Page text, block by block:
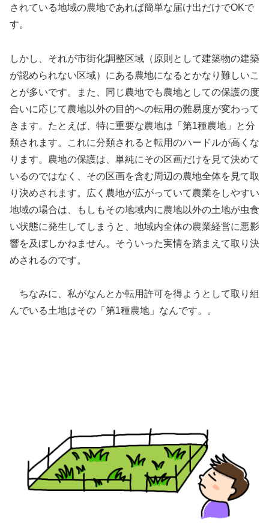
されている地域の農地であれば簡単な届け出だけでOKで
す。
しかし、それが市街化調整区域（原則として建築物の建築
が認められない区域）にある農地になるとかなり難しいこ
とが多いです。また、同じ農地でも農地としての保護の度
合いに応じて農地以外の目的への転用の難易度が変わって
きます。たとえば、特に重要な農地は「第1種農地」と分
類されます。これに分類されると転用のハードルが高くな
ります。農地の保護は、単純にその区画だけを見て決めて
いるのではなく、その区画を含む周辺の農地全体を見て取
り決めされます。広く農地が広がっていて農業をしやすい
地域の場合は、もしもその地域内に農地以外の土地が虫食
い状態に発生してしまうと、地域内全体の農業経営に悪影
響を及ぼしかねません。そういった実情を踏まえて取り決
めされるのです。
ちなみに、私がなんとか転用許可を得ようとして取り組
んでいる土地はその「第1種農地」なんです。。